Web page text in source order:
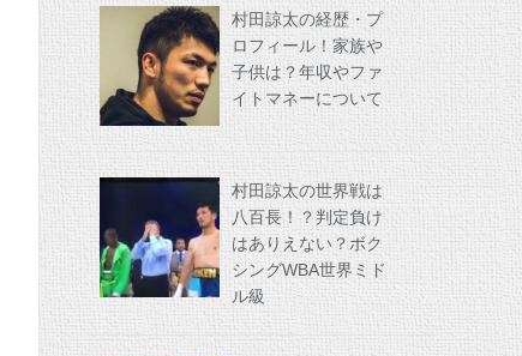
村田諒太の経歴・プ
ロフィール！家族や
子供は？年収やファ
イトマネーについて
村田諒太の世界戦は
八百長！？判定負け
はありえない？ボク
シングWBA世界ミド
ル級